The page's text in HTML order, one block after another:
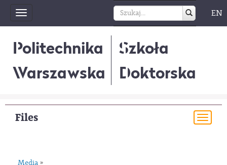
Toggle
navigation
EN
Politechnika
Warszawska
Szkoła
Doktorska
Files
Media »